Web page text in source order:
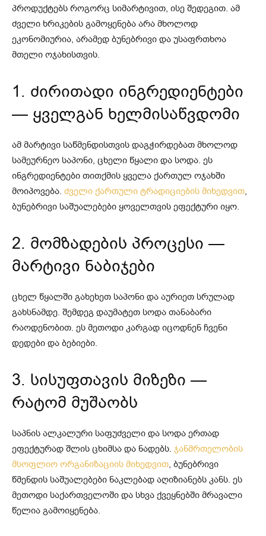
პროდუქტებს როგორც სიმარტივით, ისე შედეგით. ამ
ძველი ხრიკების გამოყენება არა მხოლოდ
ეკონომიურია, არამედ ბუნებრივი და უსაფრთხოა
მთელი ოჯახისთვის.
1. ძირითადი ინგრედიენტები
— ყველგან ხელმისაწვდომი
ამ მარტივი საწმენდისთვის დაგჭირდებათ მხოლოდ
სამეურნეო საპონი, ცხელი წყალი და სოდა. ეს
ინგრედიენტები თითქმის ყველა ქართულ ოჯახში
მოიპოვება. ძველი ქართული ტრადიციების მიხედვით,
ბუნებრივი საშუალებები ყოველთვის ეფექტური იყო.
2. მომზადების პროცესი —
მარტივი ნაბიჯები
ცხელ წყალში გახეხეთ საპონი და აურიეთ სრულად
გახსნამდე. შემდეგ დაუმატეთ სოდა თანაბარი
რაოდენობით. ეს მეთოდი კარგად იცოდნენ ჩვენი
დედები და ბებიები.
3. სისუფთავის მიზეზი —
რატომ მუშაობს
საპნის ალკალური საფუძველი და სოდა ერთად
ეფექტურად შლის ცხიმსა და ნადებს. ჯანმრთელობის
მსოფლიო ორგანიზაციის მიხედვით, ბუნებრივი
წმენდის საშუალებები ნაკლებად აღიზიანებს კანს. ეს
მეთოდი საქართველოში და სხვა ქვეყნებში მრავალი
წელია გამოიყენება.